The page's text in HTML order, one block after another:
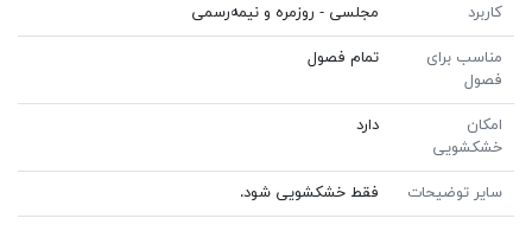
کاربرد مجلسی - روزمره و نیمه‌رسمی
مناسب برای
فصول
تمام فصول
امکان
خشکشویی
دارد
سایر توضیحات فقط خشکشویی شود.